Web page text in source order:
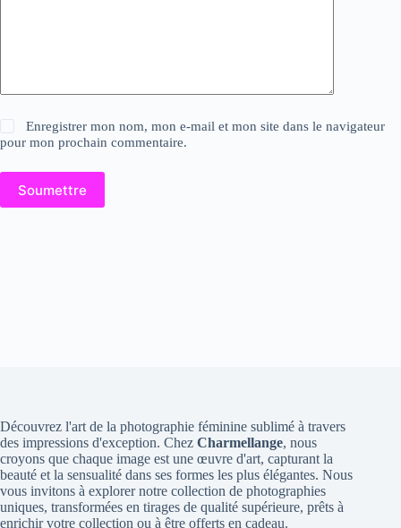
Enregistrer mon nom, mon e-mail et mon site dans le navigateur
pour mon prochain commentaire.
Soumettre
Découvrez l'art de la photographie féminine sublimé à travers
des impressions d'exception. Chez Charmellange, nous
croyons que chaque image est une œuvre d'art, capturant la
beauté et la sensualité dans ses formes les plus élégantes. Nous
vous invitons à explorer notre collection de photographies
uniques, transformées en tirages de qualité supérieure, prêts à
enrichir votre collection ou à être offerts en cadeau.